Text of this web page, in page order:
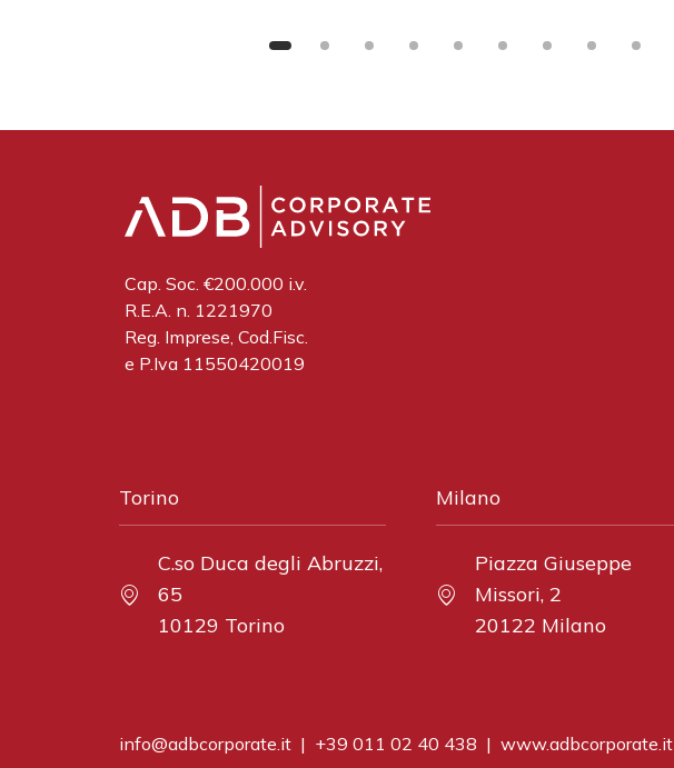
Cap. Soc. €200.000 i.v.
R.E.A. n. 1221970
Reg. Imprese, Cod.Fisc.
e P.Iva 11550420019
Torino
C.so Duca degli Abruzzi,
65
10129 Torino
Milano
Piazza Giuseppe
Missori, 2
20122 Milano
info@adbcorporate.it | +39 011 02 40 438 | www.adbcorporate.it